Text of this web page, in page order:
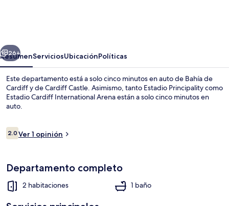
bed
Apartment
Sala de estar
Siguiente
26+
ResumenServiciosUbicaciónPolíticas
Este departamento está a solo cinco minutos en auto de Bahía de
Cardiff y de Cardiff Castle. Asimismo, tanto Estadio Principality como
Estadio Cardiff International Arena están a solo cinco minutos en
auto.
Opiniones
2.02.0 de 10,
Ver 1 opinión
Departamento completo
2 habitaciones 1 baño